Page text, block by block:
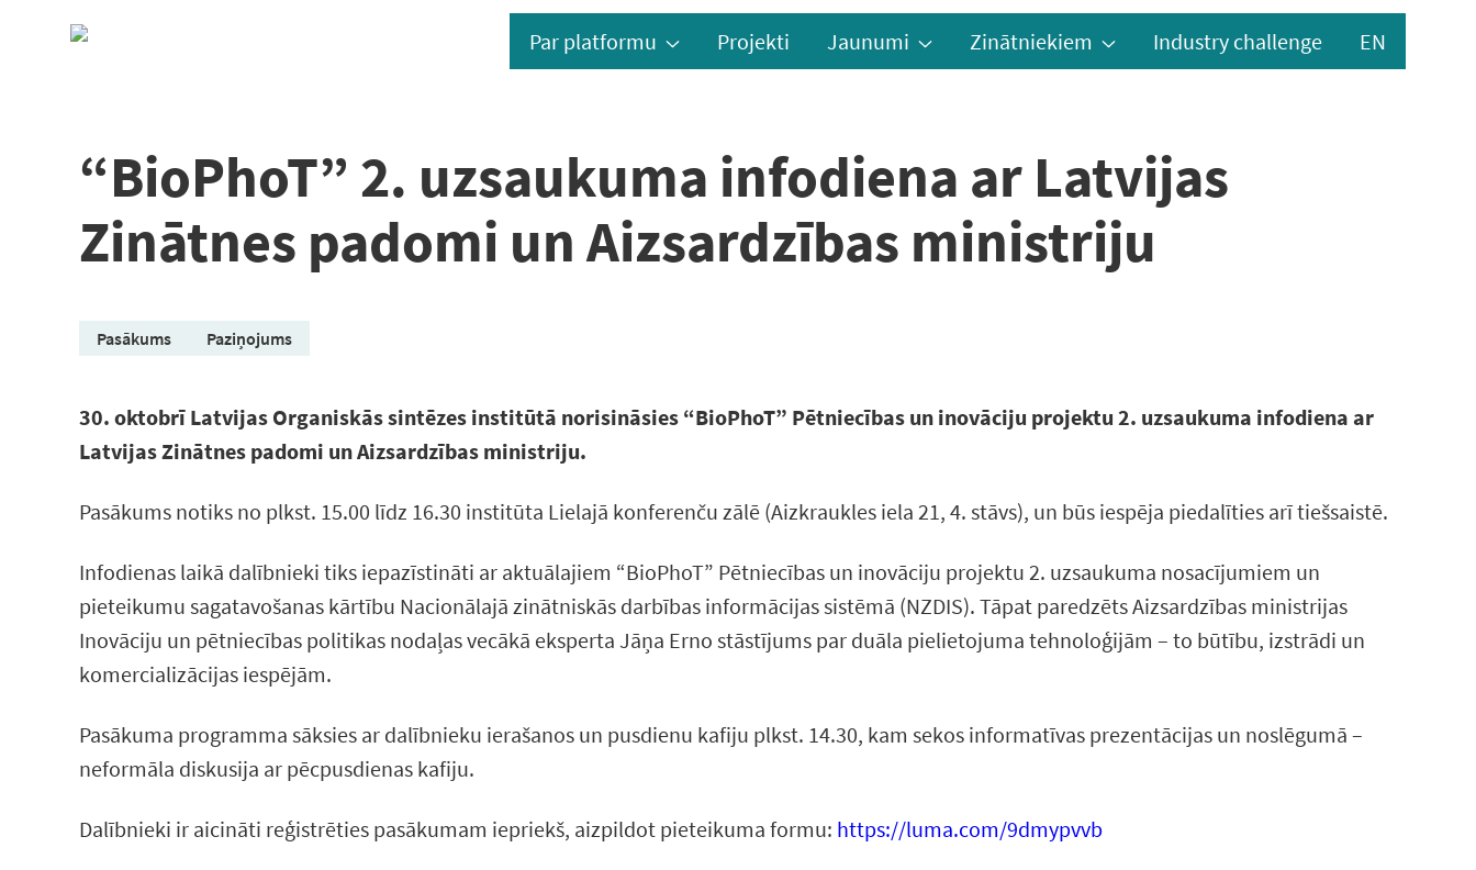
Par platformu Projekti Jaunumi Zinātniekiem Industry challenge EN
“BioPhoT” 2. uzsaukuma infodiena ar Latvijas
Zinātnes padomi un Aizsardzības ministriju
Pasākums Paziņojums
30. oktobrī Latvijas Organiskās sintēzes institūtā norisināsies “BioPhoT” Pētniecības un inovāciju projektu 2. uzsaukuma infodiena ar
Latvijas Zinātnes padomi un Aizsardzības ministriju.
Pasākums notiks no plkst. 15.00 līdz 16.30 institūta Lielajā konferenču zālē (Aizkraukles iela 21, 4. stāvs), un būs iespēja piedalīties arī tiešsaistē.
Infodienas laikā dalībnieki tiks iepazīstināti ar aktuālajiem “BioPhoT” Pētniecības un inovāciju projektu 2. uzsaukuma nosacījumiem un
pieteikumu sagatavošanas kārtību Nacionālajā zinātniskās darbības informācijas sistēmā (NZDIS). Tāpat paredzēts Aizsardzības ministrijas
Inovāciju un pētniecības politikas nodaļas vecākā eksperta Jāņa Erno stāstījums par duāla pielietojuma tehnoloģijām – to būtību, izstrādi un
komercializācijas iespējām.
Pasākuma programma sāksies ar dalībnieku ierašanos un pusdienu kafiju plkst. 14.30, kam sekos informatīvas prezentācijas un noslēgumā –
neformāla diskusija ar pēcpusdienas kafiju.
Dalībnieki ir aicināti reģistrēties pasākumam iepriekš, aizpildot pieteikuma formu: https://luma.com/9dmypvvb